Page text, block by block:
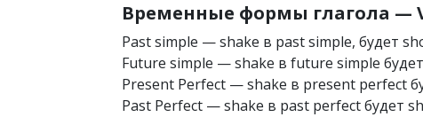
Временные формы глагола —
Past simple — shake в past simple, будет
Future simple — shake в future simple
Present Perfect — shake в present perfect
Past Perfect — shake в past perfect будет